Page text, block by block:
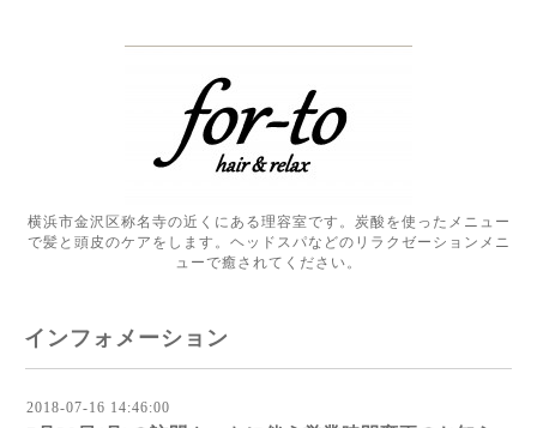
横浜市金沢区称名寺の近くにある理容室です。炭酸を使ったメニュー
で髪と頭皮のケアをします。ヘッドスパなどのリラクゼーションメニ
ューで癒されてください。
インフォメーション
2018-07-16 14:46:00